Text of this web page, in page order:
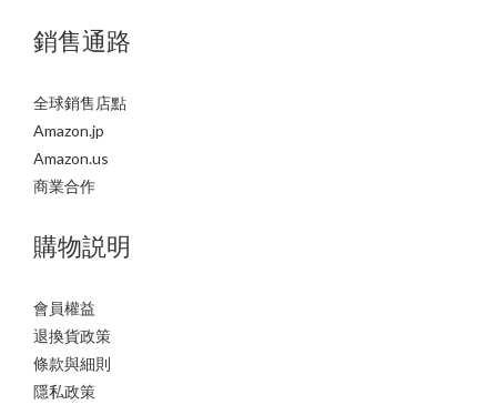
銷售通路
全球銷售店點
Amazon.jp
Amazon.us
商業合作
購物説明
會員權益
退換貨政策
條款與細則
隱私政策